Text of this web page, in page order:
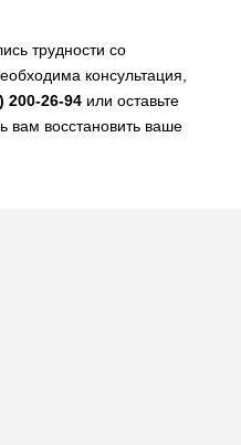
трудности со
консультация,
200-26-94 или оставьте
вам восстановить ваше